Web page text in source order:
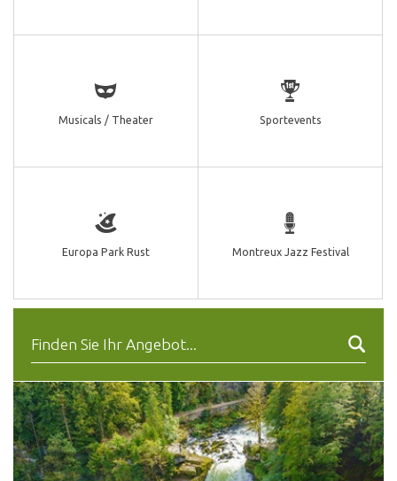
Musicals / Theater Sportevents
Europa Park Rust Montreux Jazz Festival